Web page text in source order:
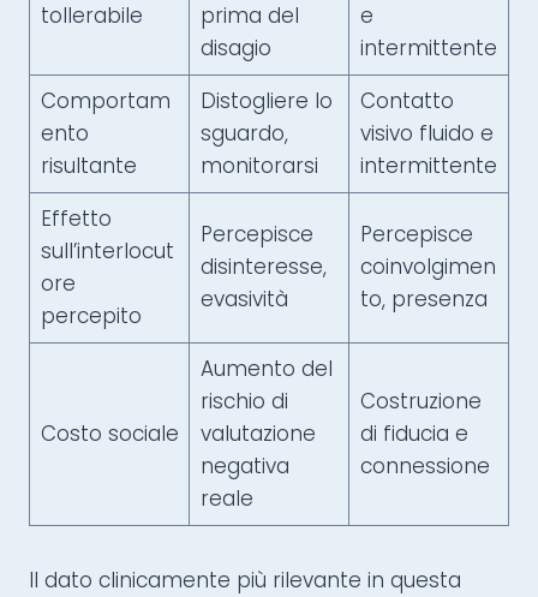
tollerabile
prima del
disagio
e
intermittente
Comportam
ento
risultante
Distogliere lo
sguardo,
monitorarsi
Contatto
visivo fluido e
intermittente
Effetto
sull’interlocut
ore
percepito
Percepisce
disinteresse,
evasività
Percepisce
coinvolgimen
to, presenza
Costo sociale
Aumento del
rischio di
valutazione
negativa
reale
Costruzione
di fiducia e
connessione
Il dato clinicamente più rilevante in questa